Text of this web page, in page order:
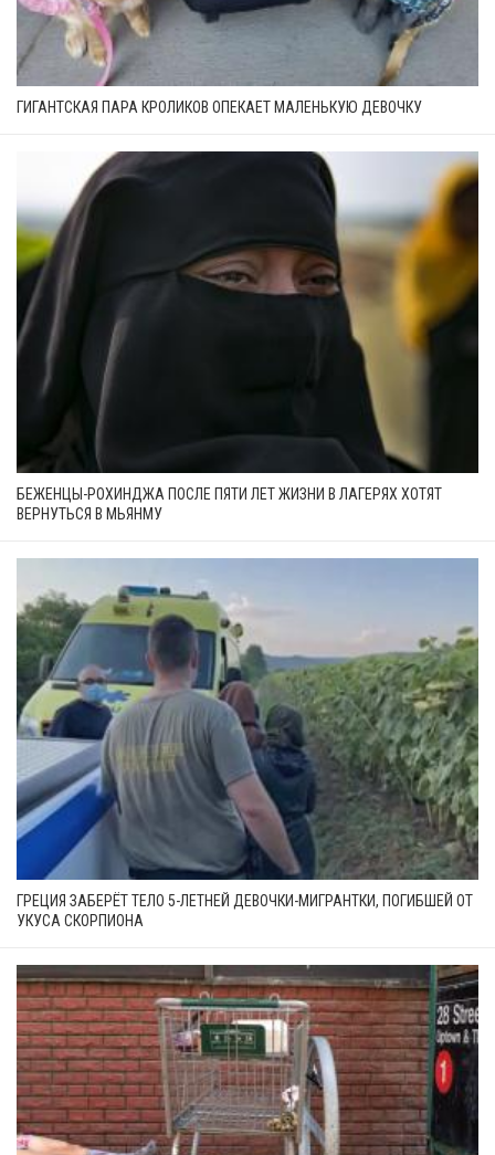
ГИГАНТСКАЯ ПАРА КРОЛИКОВ ОПЕКАЕТ МАЛЕНЬКУЮ ДЕВОЧКУ
БЕЖЕНЦЫ-РОХИНДЖА ПОСЛЕ ПЯТИ ЛЕТ ЖИЗНИ В ЛАГЕРЯХ ХОТЯТ
ВЕРНУТЬСЯ В МЬЯНМУ
ГРЕЦИЯ ЗАБЕРЁТ ТЕЛО 5-ЛЕТНЕЙ ДЕВОЧКИ-МИГРАНТКИ, ПОГИБШЕЙ ОТ
УКУСА СКОРПИОНА